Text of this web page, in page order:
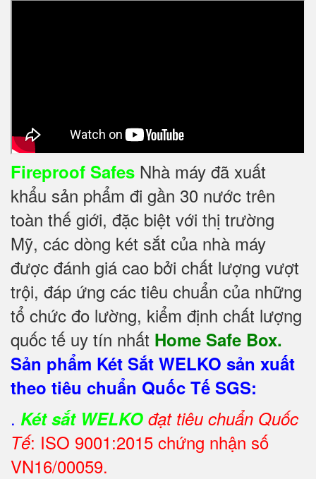
Fireproof Safes Nhà máy đã xuất
khẩu sản phẩm đi gần 30 nước trên
toàn thế giới, đặc biệt với thị trường
Mỹ, các dòng két sắt của nhà máy
được đánh giá cao bởi chất lượng vượt
trội, đáp ứng các tiêu chuẩn của những
tổ chức đo lường, kiểm định chất lượng
quốc tế uy tín nhất Home Safe Box.
Sản phẩm Két Sắt WELKO sản xuất
theo tiêu chuẩn Quốc Tế SGS:
. Két sắt WELKO đạt tiêu chuẩn Quốc
Tế: ISO 9001:2015 chứng nhận số
VN16/00059.